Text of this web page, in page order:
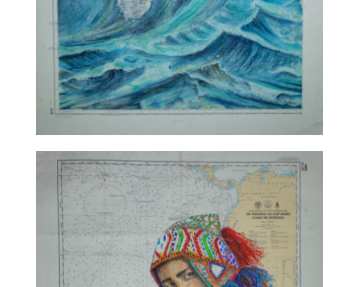
TALC02-11 – Sabine Chautard